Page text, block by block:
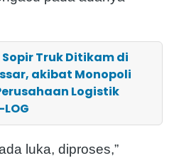
Truk Ditikam di
akibat Monopoli
Logistik
luka, diproses,”